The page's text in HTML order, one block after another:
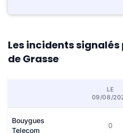
Les incidents
de Grasse
LE
09/08/
Bouygues
Telecom
0